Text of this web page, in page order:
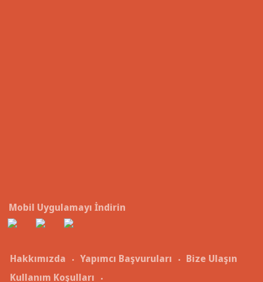
Mobil Uygulamayı İndirin
Hakkımızda Yapımcı Başvuruları
Bize Ulaşın
Kullanım Koşulları